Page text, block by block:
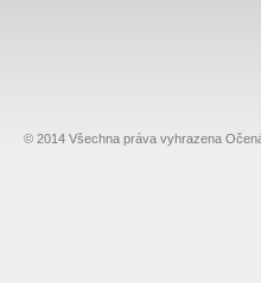
© 2014 Všechna práva vyhrazena